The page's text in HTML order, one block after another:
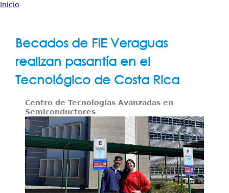
Tropical
Principal
Oferta Académica
Secretarías
Investigación
Servicios
Publicaciones
está
Inicio
Becados de FIE Veraguas
realizan pasantía en el
Tecnológico de Costa Rica
Centro de Tecnologías Avanzadas en
Semiconductores